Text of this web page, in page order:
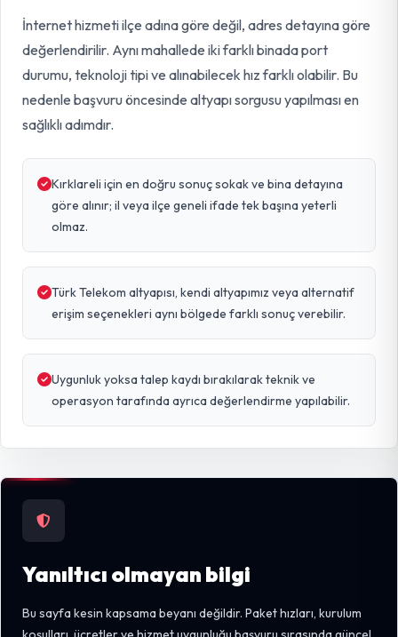
İnternet hizmeti ilçe adına göre değil, adres detayına göre
değerlendirilir. Aynı mahallede iki farklı binada port
durumu, teknoloji tipi ve alınabilecek hız farklı olabilir. Bu
nedenle başvuru öncesinde altyapı sorgusu yapılması en
sağlıklı adımdır.
Kırklareli için en doğru sonuç sokak ve bina detayına
göre alınır; il veya ilçe geneli ifade tek başına yeterli
olmaz.
Türk Telekom altyapısı, kendi altyapımız veya alternatif
erişim seçenekleri aynı bölgede farklı sonuç verebilir.
Uygunluk yoksa talep kaydı bırakılarak teknik ve
operasyon tarafında ayrıca değerlendirme yapılabilir.
Yanıltıcı olmayan bilgi
Bu sayfa kesin kapsama beyanı değildir. Paket hızları, kurulum